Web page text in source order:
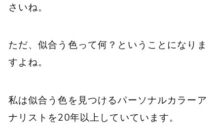
さいね。
ただ、似合う色って何？ということになりま
すよね。
私は似合う色を見つけるパーソナルカラーア
ナリストを20年以上していています。